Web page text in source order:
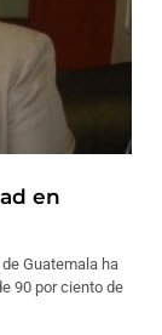
en
Guatemala ha
90 por ciento de